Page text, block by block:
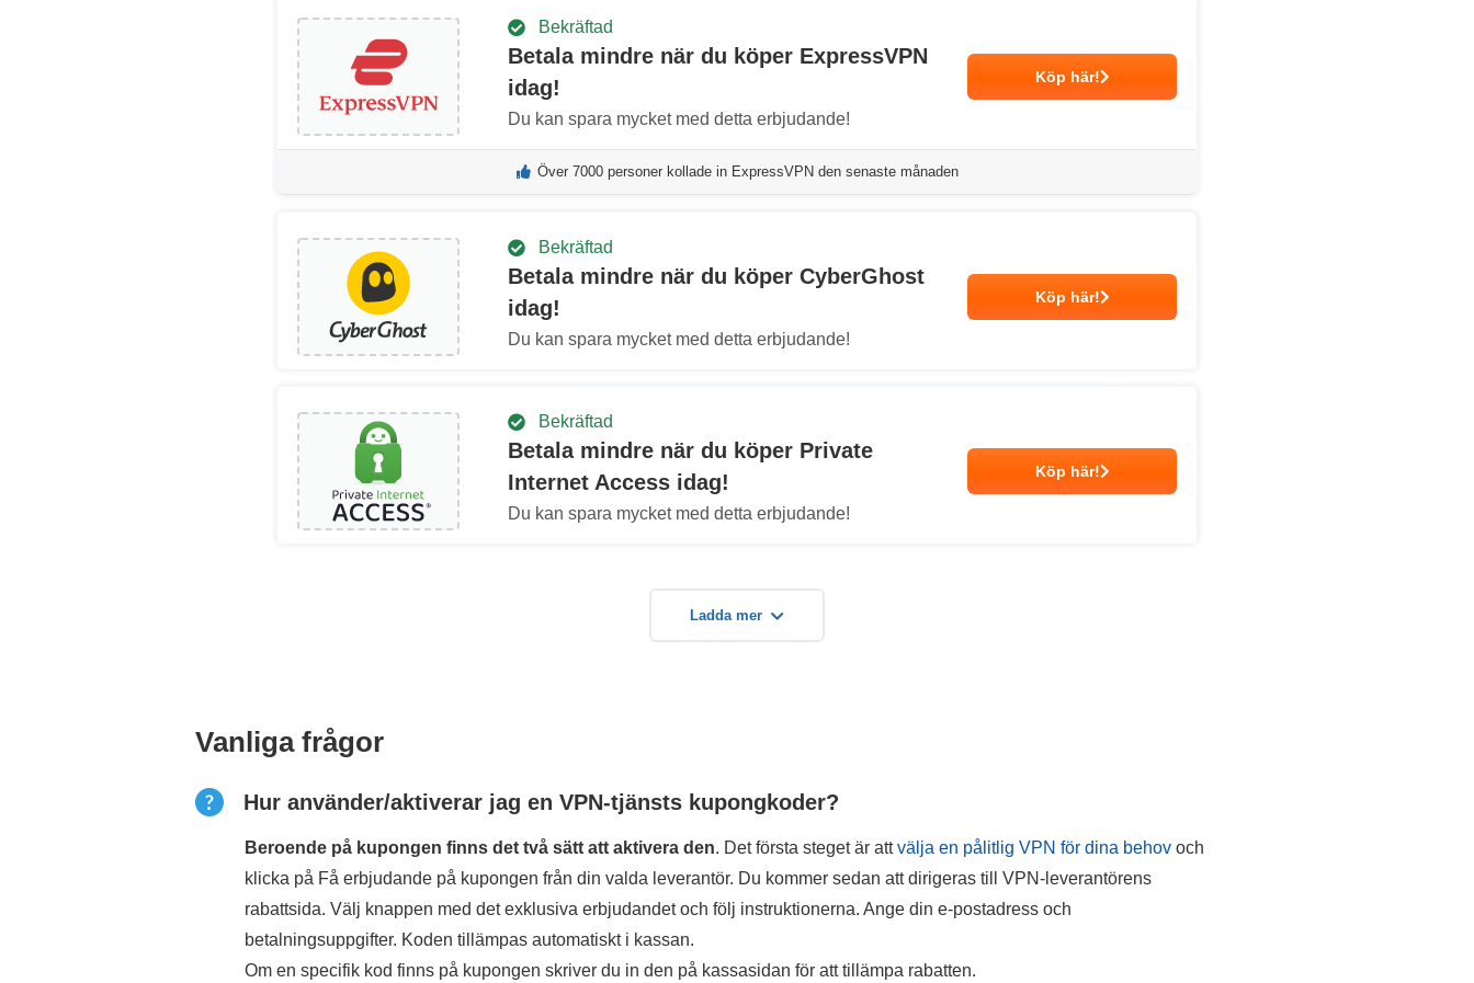
Bekräftad
Betala mindre när du köper ExpressVPN
idag!
Du kan spara mycket med detta erbjudande!
Köp här!
Över 7000 personer kollade in ExpressVPN den senaste månaden
Bekräftad
Betala mindre när du köper CyberGhost
idag!
Du kan spara mycket med detta erbjudande!
Köp här!
Bekräftad
Betala mindre när du köper Private
Internet Access idag!
Du kan spara mycket med detta erbjudande!
Köp här!
Ladda mer
Vanliga frågor
Hur använder/aktiverar jag en VPN-tjänsts kupongkoder?
Beroende på kupongen finns det två sätt att aktivera den. Det första steget är attvälja en pålitlig VPN för dina behov och
klicka på Få erbjudande på kupongen från din valda leverantör. Du kommer sedan att dirigeras till VPN-leverantörens
rabattsida. Välj knappen med det exklusiva erbjudandet och följ instruktionerna. Ange din e-postadress och
betalningsuppgifter. Koden tillämpas automatiskt i kassan.
Om en specifik kod finns på kupongen skriver du in den på kassasidan för att tillämpa rabatten.